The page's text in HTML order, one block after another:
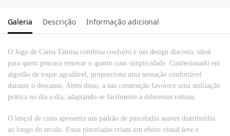
Galeria Descrição Informação adicional
O Jogo de Cama Tamisa combina conforto e um design discreto, ideal
para quem procura renovar o quarto com simplicidade. Confecionado em
algodão de toque agradável, proporciona uma sensação confortável
durante o descanso. Além disso, a sua construção favorece uma utilização
prática no dia a dia, adaptando-se facilmente a diferentes rotinas.
O lençol de cima apresenta um padrão de pinceladas suaves distribuídas
ao longo do tecido. Estas pinceladas criam um efeito visual leve e